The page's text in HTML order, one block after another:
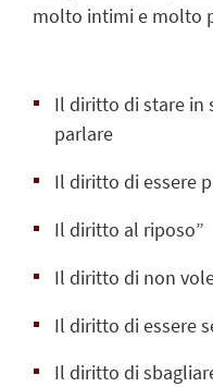
molto intimi e molto
Il diritto di stare in
parlare
Il diritto di essere
Il diritto al riposo”
Il diritto di non
Il diritto di essere
Il diritto di